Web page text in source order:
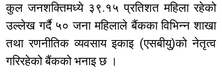
कुल जनशक्तिमध्ये ३९.१५ प्रतिशत महिला रहेको
उल्लेख गर्दै ५० जना महिलाले बैंकका विभिन्न शाखा
तथा रणनीतिक व्यवसाय इकाइ (एसबीयु)को नेतृत्व
गरिरहेको बैंकको भनाइ छ ।